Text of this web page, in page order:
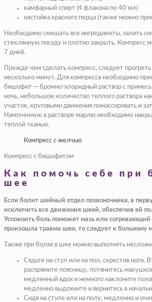
камфарный спирт (4 флакона по 40 мл)
настойка красного перца (также можно
Необходимо смешать все ингредиенты, залить
стеклянную посуду и плотно закрыть. Компресс
7 дней.
Прежде чем сделать компресс, следует
несколько минут. Для компресса необходимо
бишофит — бромно-хлоридный раствор с
ночь, небольшое количество теплого раствора
участок, круговыми движения помассировать и
Намоченную в растворе марлю необходимо
теплой тканью.
Компресс с желчью
Компресс с бишофитом
Как помочь себе при
шее
Если болит шейный отдел позвоночника, в
исключить все движения шеей, обеспечив ей
Успокоить боль поможет мазь или согревающий
произошла травма шеи, то следует к больному
Также при болях в шее можно выполнять
Сядьте на стул или на пол, скрестив ноги.
распрямите поясницу, потянитесь
медленный вдох и немного наклоните
медленно выдохните и вернитесь в
Сидя на стуле или на полу, медленно и